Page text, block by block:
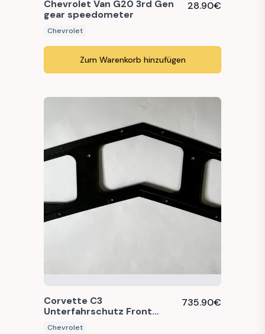
Chevrolet Van G20 3rd Gen
gear speedometer
28.90€
Chevrolet
Zum Warenkorb hinzufügen
Corvette C3
Unterfahrschutz Front
735.90€
Chevrolet